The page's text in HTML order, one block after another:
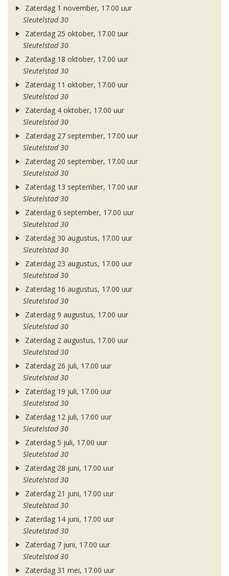
Zaterdag 1 november, 17.00 uur
Sleutelstad 30
Zaterdag 25 oktober, 17.00 uur
Sleutelstad 30
Zaterdag 18 oktober, 17.00 uur
Sleutelstad 30
Zaterdag 11 oktober, 17.00 uur
Sleutelstad 30
Zaterdag 4 oktober, 17.00 uur
Sleutelstad 30
Zaterdag 27 september, 17.00 uur
Sleutelstad 30
Zaterdag 20 september, 17.00 uur
Sleutelstad 30
Zaterdag 13 september, 17.00 uur
Sleutelstad 30
Zaterdag 6 september, 17.00 uur
Sleutelstad 30
Zaterdag 30 augustus, 17.00 uur
Sleutelstad 30
Zaterdag 23 augustus, 17.00 uur
Sleutelstad 30
Zaterdag 16 augustus, 17.00 uur
Sleutelstad 30
Zaterdag 9 augustus, 17.00 uur
Sleutelstad 30
Zaterdag 2 augustus, 17.00 uur
Sleutelstad 30
Zaterdag 26 juli, 17.00 uur
Sleutelstad 30
Zaterdag 19 juli, 17.00 uur
Sleutelstad 30
Zaterdag 12 juli, 17.00 uur
Sleutelstad 30
Zaterdag 5 juli, 17.00 uur
Sleutelstad 30
Zaterdag 28 juni, 17.00 uur
Sleutelstad 30
Zaterdag 21 juni, 17.00 uur
Sleutelstad 30
Zaterdag 14 juni, 17.00 uur
Sleutelstad 30
Zaterdag 7 juni, 17.00 uur
Sleutelstad 30
Zaterdag 31 mei, 17.00 uur